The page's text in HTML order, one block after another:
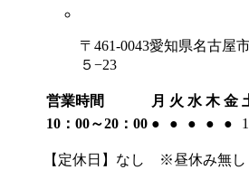
〒461-0043愛知県名古屋
５−23
営業時間 月 火 水 木 金
10：00～20：00 ● ● ● ● ●
【定休日】なし ※昼休み無し